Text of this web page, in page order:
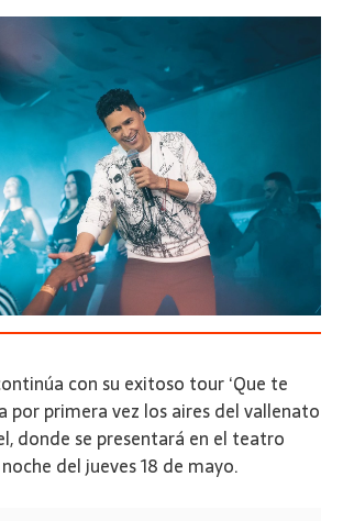
pro
ma
con su exitoso tour ‘Que te
por primera vez los aires del vallenato
donde se presentará en el teatro
del jueves 18 de mayo.